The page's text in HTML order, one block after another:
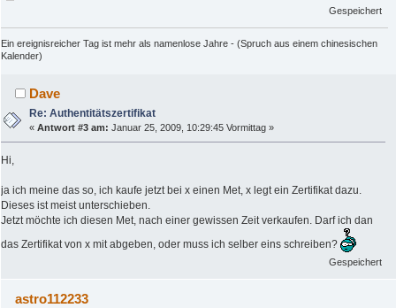
Gespeichert
Ein ereignisreicher Tag ist mehr als namenlose Jahre - (Spruch aus einem chinesischen
Kalender)
Dave
Re: Authentitätszertifikat
«Antwort #3 am: Januar 25, 2009, 10:29:45 Vormittag »
Hi,
ja ich meine das so, ich kaufe jetzt bei x einen Met, x legt ein Zertifikat dazu.
Dieses ist meist unterschieben.
Jetzt möchte ich diesen Met, nach einer gewissen Zeit verkaufen. Darf ich dan
das Zertifikat von x mit abgeben, oder muss ich selber eins schreiben?
Gespeichert
astro112233